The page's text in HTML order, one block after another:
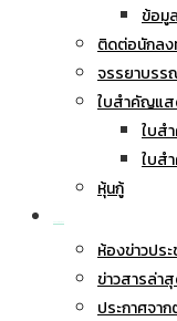
ข้อมู
ติดต่อนักล
จรรยาบร
ใบสำคัญแ
ใบส
ใบส
หุ้นกู้
ห้องข่าวปร
ข่าวสารล่า
ประกาศจา